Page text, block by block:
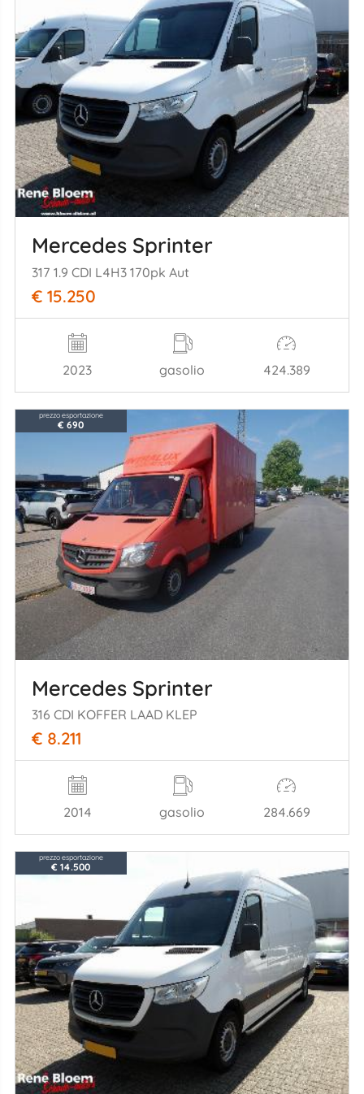
Mercedes Sprinter
317 1.9 CDI L4H3 170pk Aut
€ 15.250
2023 gasolio 424.389
prezzo esportazione
€ 690
Mercedes Sprinter
316 CDI KOFFER LAAD KLEP
€ 8.211
2014 gasolio 284.669
prezzo esportazione
€ 14.500